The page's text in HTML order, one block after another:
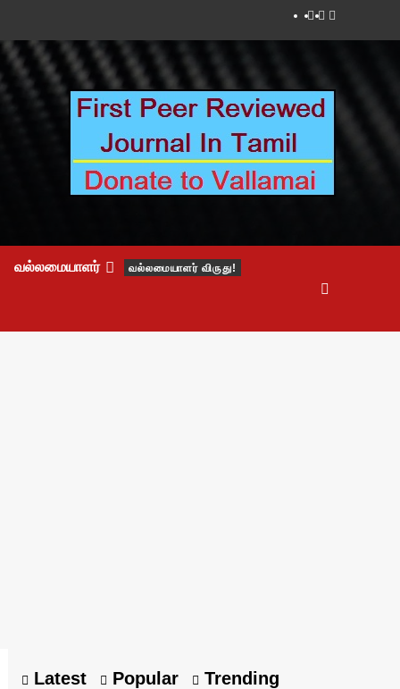
Facebook
Twitter
Youtube
வல்லமையாளர் வல்லமையாளர் விருது!
Latest Popular Trending